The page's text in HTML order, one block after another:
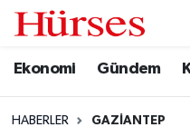
Ekonomi Gündem
HABERLER GAZIANTEP
Ekonomi
Gündem
Hava Durumu
Trafik Durumu